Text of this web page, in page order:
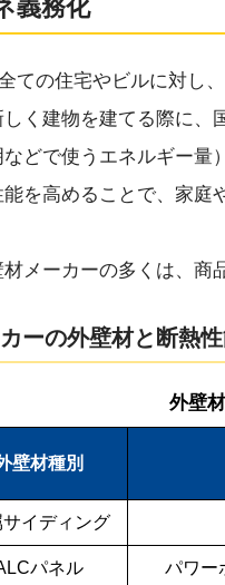
義務化
ての住宅やビルに対し、
しく建物を建てる際に
どで使うエネルギー量
を高めることで、家
メーカーの多くは、商
ーの外壁材と断熱
外壁
壁材種別
イディング
パネル パワー